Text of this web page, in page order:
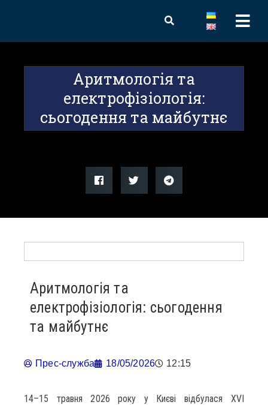
Аритмологія та
електрофізіологія:
сьогодення та майбутнє
Аритмологія та
електрофізіологія: сьогодення
та майбутнє
Прес-служба 18/05/2026 12:15
14–15 травня 2026 року у Києві відбулася ХVI